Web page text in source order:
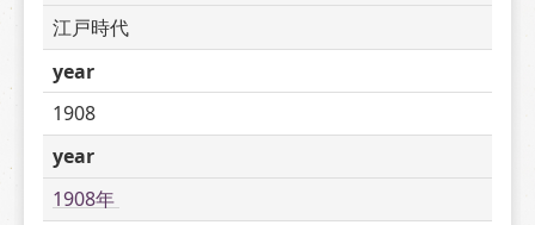
江戸時代
year
1908
year
1908年